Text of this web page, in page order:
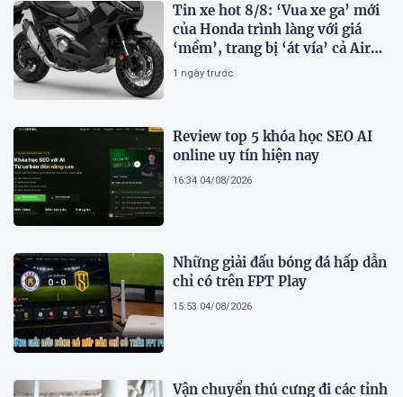
Tin xe hot 8/8: ‘Vua xe ga’ mới
của Honda trình làng với giá
‘mềm’, trang bị ‘át vía’ cả Air
Blade và SH
1 ngày trước
Review top 5 khóa học SEO AI
online uy tín hiện nay
16:34 04/08/2026
Những giải đấu bóng đá hấp dẫn
chỉ có trên FPT Play
15:53 04/08/2026
Vận chuyển thú cưng đi các tỉnh